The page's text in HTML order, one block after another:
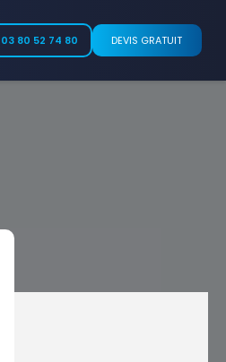
03 80 52 74 80 DEVIS GRATUIT